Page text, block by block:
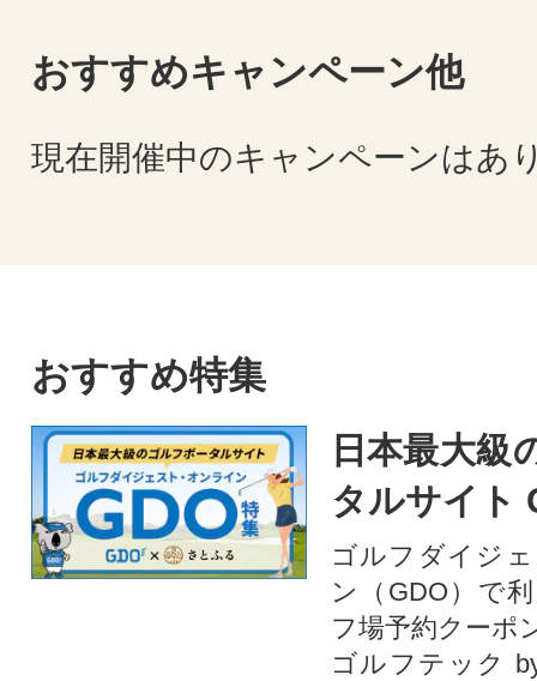
おすすめキャンペーン他
現在開催中のキャンペーンはあ
おすすめ特集
日本最大級
タルサイト
ゴルフダイジ
ン（GDO）で
フ場予約クーポ
ゴルフテック